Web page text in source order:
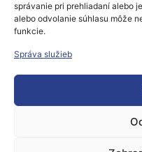
správanie pri prehliadaní alebo
alebo odvolanie súhlasu môže
funkcie.
Správa služieb
Podporné
Grantové